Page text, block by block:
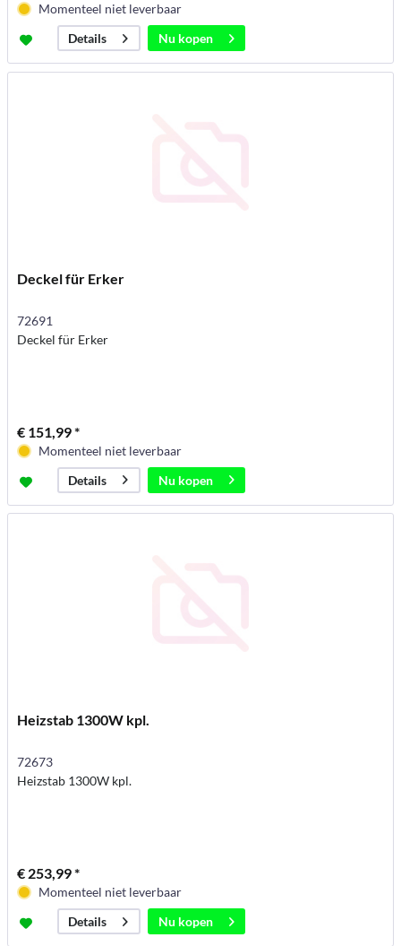
Momenteel niet leverbaar
Details
Nu kopen
Deckel für Erker
72691
Deckel für Erker
€ 151,99 *
Momenteel niet leverbaar
Details
Nu kopen
Heizstab 1300W kpl.
72673
Heizstab 1300W kpl.
€ 253,99 *
Momenteel niet leverbaar
Details
Nu kopen